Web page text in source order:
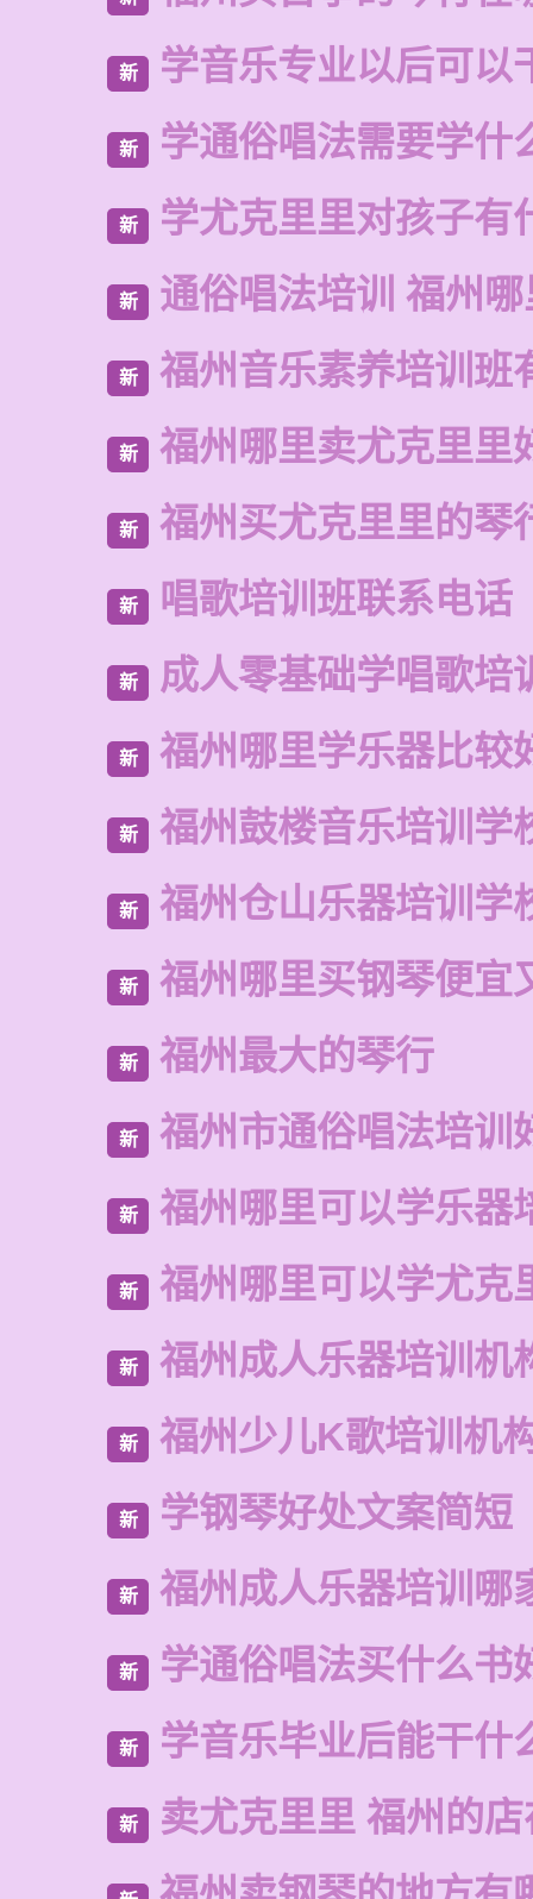
新 学音乐专业以后可以
新 学通俗唱法需要学什
新 学尤克里里对孩子有
新 通俗唱法培训 福州
新 福州音乐素养培训班
新 福州哪里卖尤克里里
新 福州买尤克里里的琴
新 唱歌培训班联系电话
新 成人零基础学唱歌培
新 福州哪里学乐器比较
新 福州鼓楼音乐培训学
新 福州仓山乐器培训学
新 福州哪里买钢琴便宜
新 福州最大的琴行
新 福州市通俗唱法培训
新 福州哪里可以学乐器
新 福州哪里可以学尤克
新 福州成人乐器培训机
新 福州少儿K歌培训机
新 学钢琴好处文案简短
新 福州成人乐器培训哪
新 学通俗唱法买什么书
新 学音乐毕业后能干什
新 卖尤克里里 福州的